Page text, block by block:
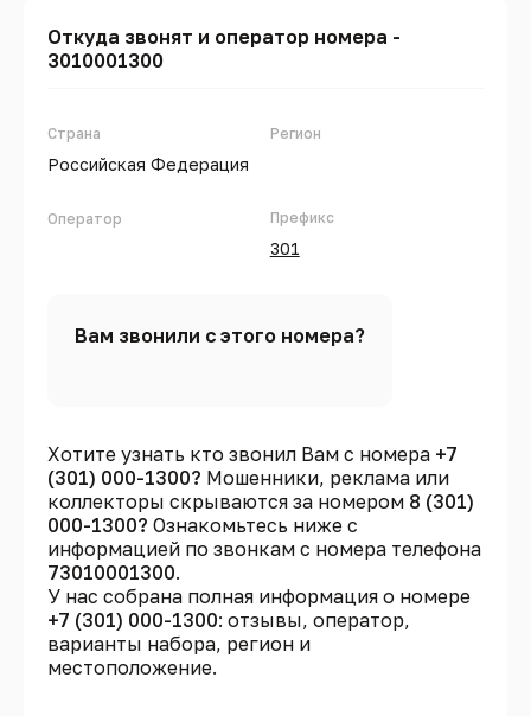
Откуда звонят и оператор номера -
3010001300
Страна
Российская Федерация
Оператор
Регион
Префикс
301
Вам звонили с этого номера?
Хотите узнать кто звонил Вам с номера +7
(301) 000-1300? Мошенники, реклама или
коллекторы скрываются за номером 8 (301)
000-1300? Ознакомьтесь ниже с
информацией по звонкам с номера телефона
73010001300.
У нас собрана полная информация о номере
+7 (301) 000-1300: отзывы, оператор,
варианты набора, регион и
местоположение.